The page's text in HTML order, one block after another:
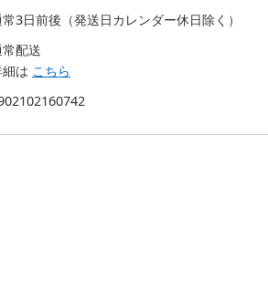
3日前後（発送日カレンダー休日除く）
配送
は こちら